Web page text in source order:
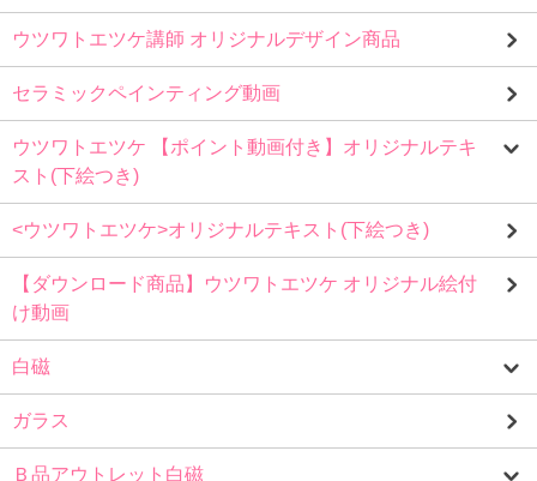
ウツワトエツケ講師 オリジナルデザイン商品
セラミックペインティング動画
ウツワトエツケ 【ポイント動画付き】オリジナルテキ
スト(下絵つき)
<ウツワトエツケ>オリジナルテキスト(下絵つき)
【ダウンロード商品】ウツワトエツケ オリジナル絵付
け動画
白磁
ガラス
Ｂ品アウトレット白磁